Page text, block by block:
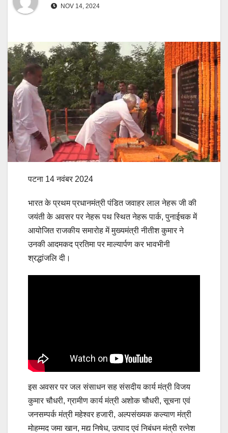
NOV 14, 2024
पटना 14 नवंबर 2024
भारत के प्रथम प्रधानमंत्री पंडित जवाहर लाल नेहरू जी की
जयंती के अवसर पर नेहरू पथ स्थित नेहरू पार्क, पुनाईचक में
आयोजित राजकीय समारोह में मुख्यमंत्री नीतीश कुमार ने
उनकी आदमकद प्रतिमा पर माल्यार्पण कर भावभीनी
श्रद्धांजलि दी।
इस अवसर पर जल संसाधन सह संसदीय कार्य मंत्री विजय
कुमार चौधरी, ग्रामीण कार्य मंत्री अशोक चौधरी, सूचना एवं
जनसम्पर्क मंत्री महेश्वर हजारी, अल्पसंख्यक कल्याण मंत्री
मोहम्मद जमा खान, मद्य निषेध, उत्पाद एवं निबंधन मंत्री रत्नेश